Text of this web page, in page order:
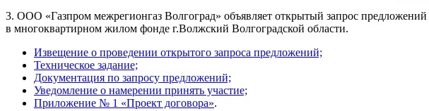
3. ООО «Газпром межрегионгаз Волгоград» объявляет открытый запрос
в многоквартирном жилом фонде г.Волжский Волгоградской области.
Извещение о проведении открытого запроса предложений;
Техническое задание;
Документация по запросу предложений;
Уведомление о намерении принять участие;
Приложение № 1 «Проект договора».